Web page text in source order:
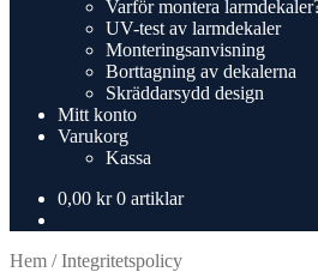
Varför montera
UV-test av larmdekaler
Monteringsanvisning
Borttagning av dekalerna
Skräddarsydd design
Mitt konto
Varukorg
Kassa
0,00 kr 0 artiklar
Hem /Integritetspolicy